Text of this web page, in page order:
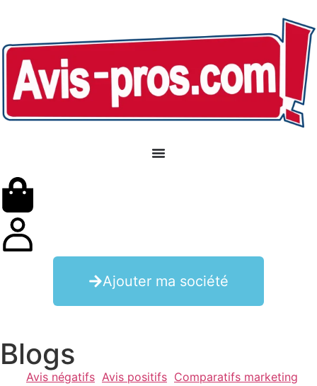
Ajouter ma société
Blogs
Avis négatifs Avis positifs Comparatifs marketing